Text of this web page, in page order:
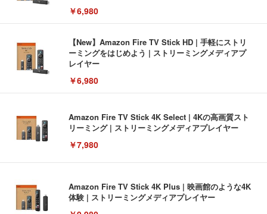
￥6,980
【New】Amazon Fire TV Stick HD | 手軽にストリ
ーミングをはじめよう | ストリーミングメディアプ
レイヤー
￥6,980
Amazon Fire TV Stick 4K Select | 4Kの高画質スト
リーミング | ストリーミングメディアプレイヤー
￥7,980
Amazon Fire TV Stick 4K Plus | 映画館のような4K
体験 | ストリーミングメディアプレイヤー